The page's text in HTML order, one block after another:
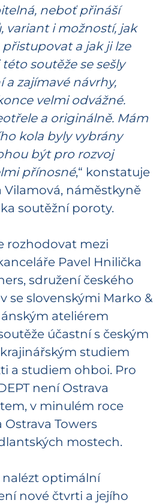
neboť přináší
variant i možností, jak
a jak ji lze
soutěže se sešly
a zajímavé návrhy,
velmi odvážné.
a originálně. Mám
kola byly vybrány
být pro rozvoj
přínosné,“ konstatuje
Vilamová, náměstkyně
soutěžní poroty.
rozhodovat mezi
Pavel Hnilička
sdružení českého
se slovenskými Marko &
ateliérem
účastní s českým
studiem
a studiem ohboi. Pro
není Ostrava
v minulém roce
Towers
mostech.
nalézt optimální
nové čtvrti a jejího